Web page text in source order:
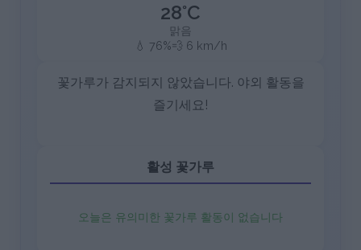
28°C
맑음
💧 76%💨 6 km/h
꽃가루가 감지되지 않았습니다. 야외 활동을
즐기세요!
활성 꽃가루
오늘은 유의미한 꽃가루 활동이 없습니다